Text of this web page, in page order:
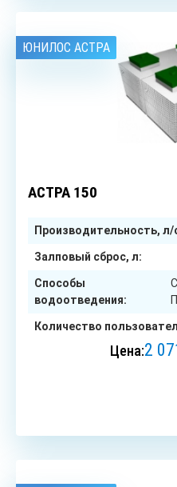
ЮНИЛОС АСТРА
АСТРА 150
Производительность, л/
Залповый сброс, л:
Способы
водоотведения:
Количество
Цена:2